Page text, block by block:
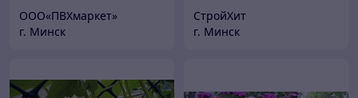
OOO«ПВХмаркет»
г. Минск
СтройХит
г. Минск